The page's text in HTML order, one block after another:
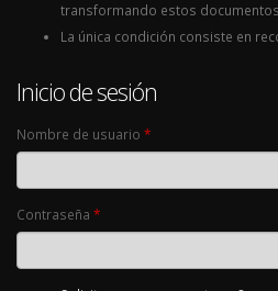
transformando estos
La única condición consiste en
Inicio de sesión
Nombre de usuario *
Contraseña *